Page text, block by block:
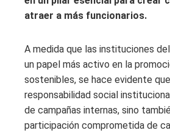
atraer a más funcionarios.
A medida que las instituciones
un papel más activo en la
sostenibles, se hace evidente
responsabilidad social
de campañas internas, sino
participación comprometida de